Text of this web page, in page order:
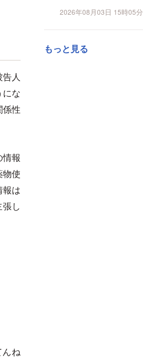
人
な
性
報
物使
は
し
ね
2026年08月03日 15時05分
もっと見る